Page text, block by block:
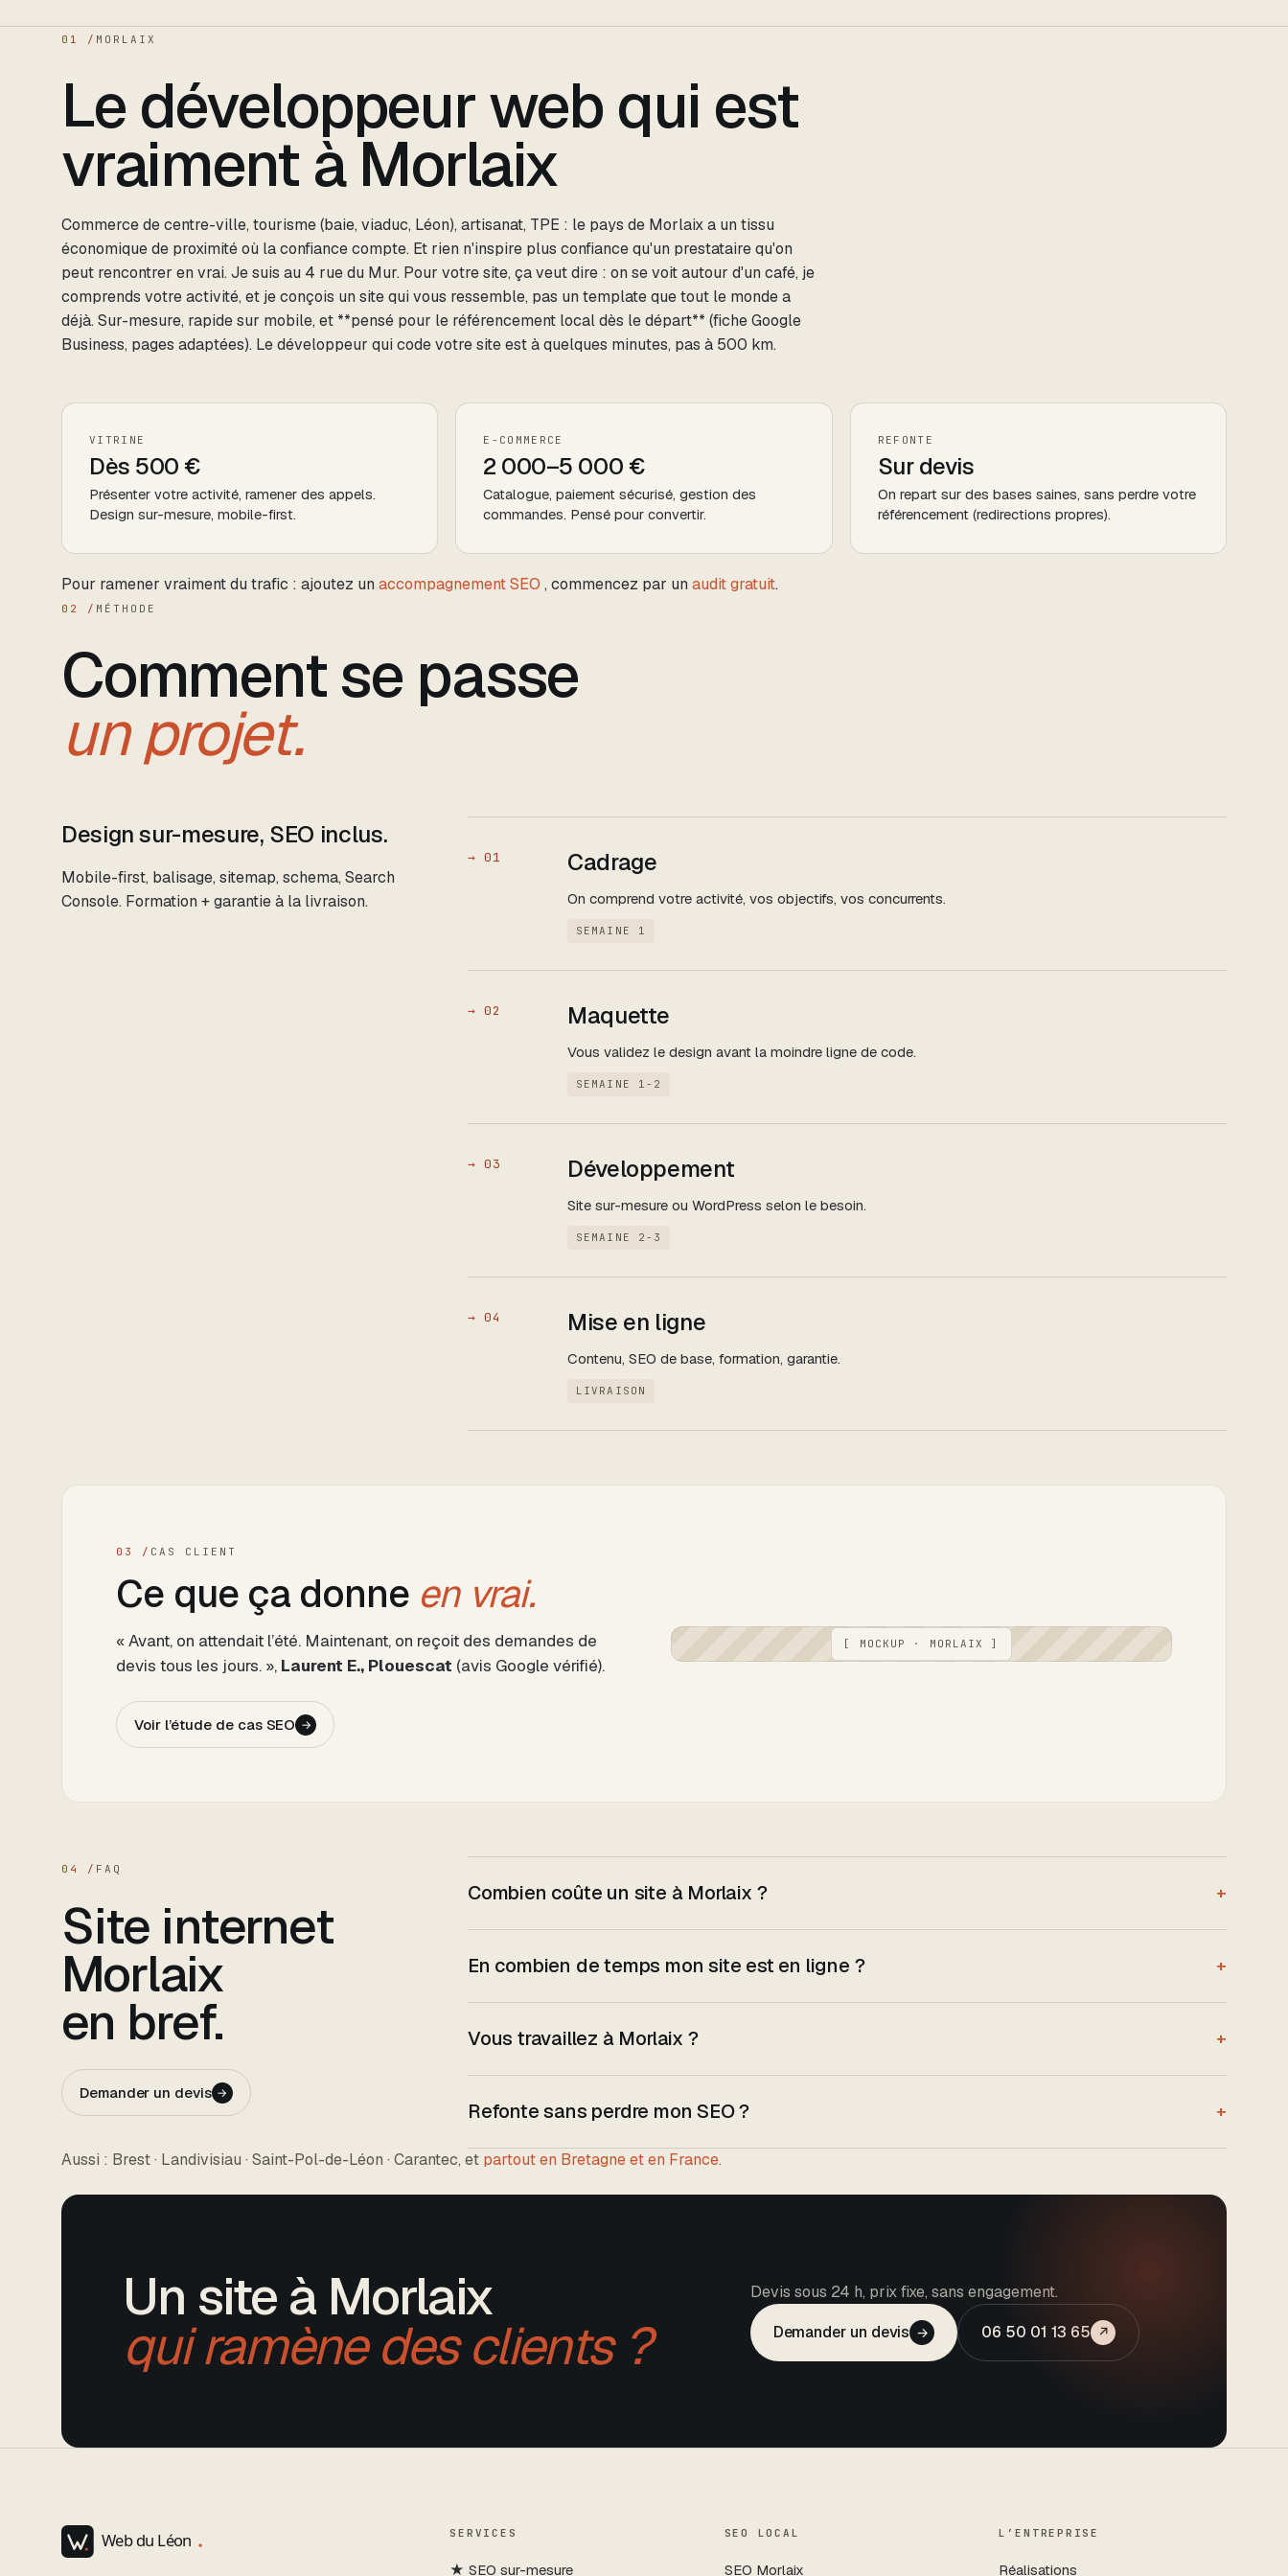
01 / MORLAIX
Le développeur web qui est
vraiment à Morlaix
Commerce de centre-ville, tourisme (baie, viaduc, Léon), artisanat, TPE : le pays de Morlaix a un tissu
économique de proximité où la confiance compte. Et rien n'inspire plus confiance qu'un prestataire qu'on
peut rencontrer en vrai. Je suis au 4 rue du Mur. Pour votre site, ça veut dire : on se voit autour d'un café, je
comprends votre activité, et je conçois un site qui vous ressemble, pas un template que tout le monde a
déjà. Sur-mesure, rapide sur mobile, et **pensé pour le référencement local dès le départ** (fiche Google
Business, pages adaptées). Le développeur qui code votre site est à quelques minutes, pas à 500 km.
VITRINE
Dès 500 €
Présenter votre activité, ramener des appels.
Design sur-mesure, mobile-first.
E-COMMERCE
2 000–5 000 €
Catalogue, paiement sécurisé, gestion des
commandes. Pensé pour convertir.
REFONTE
Sur devis
On repart sur des bases saines, sans perdre votre
référencement (redirections propres).
Pour ramener vraiment du trafic : ajoutez un accompagnement SEO , commencez par un audit gratuit.
02 / MÉTHODE
Comment se passe
un projet.
Design sur-mesure, SEO inclus.
Mobile-first, balisage, sitemap, schema, Search
Console. Formation + garantie à la livraison.
→01 Cadrage
On comprend votre activité, vos objectifs, vos concurrents.
SEMAINE 1
→02 Maquette
Vous validez le design avant la moindre ligne de code.
SEMAINE 1-2
→03 Développement
Site sur-mesure ou WordPress selon le besoin.
SEMAINE 2-3
→04 Mise en ligne
Contenu, SEO de base, formation, garantie.
LIVRAISON
03 / CAS CLIENT
Ce que ça donne en vrai.
« Avant, on attendait l’été. Maintenant, on reçoit des demandes de
devis tous les jours. », Laurent E., Plouescat (avis Google vérifié).
Voir l’étude de cas SEO →
[ MOCKUP · MORLAIX ]
04 / FAQ
Site internet
Morlaix
en bref.
Demander un devis →
Combien coûte un site à Morlaix ? +
En combien de temps mon site est en ligne ? +
Vous travaillez à Morlaix ? +
Refonte sans perdre mon SEO ? +
Aussi : Brest · Landivisiau · Saint-Pol-de-Léon · Carantec, et partout en Bretagne et en France.
Un site à Morlaix
qui ramène des clients ?
Devis sous 24 h, prix fixe, sans engagement.
Demander un devis → 06 50 01 13 65 ↗
SERVICES
★SEO sur-mesure
SEO LOCAL
SEO Morlaix
L’ENTREPRISE
Réalisations